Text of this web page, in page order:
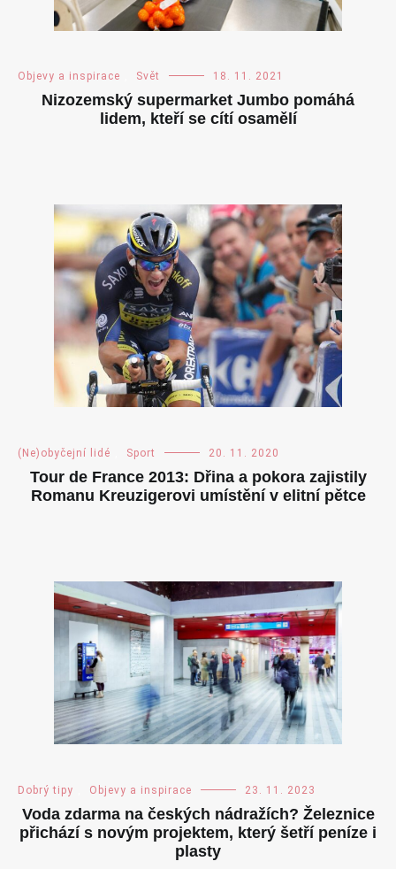
Objevy a inspirace Svět 18. 11. 2021
Nizozemský supermarket Jumbo pomáhá
lidem, kteří se cítí osamělí
(Ne)obyčejní lidé Sport 20. 11. 2020
Tour de France 2013: Dřina a pokora zajistily
Romanu Kreuzigerovi umístění v elitní pětce
Dobrý tipy Objevy a inspirace 23. 11. 2023
Voda zdarma na českých nádražích? Železnice
přichází s novým projektem, který šetří peníze i
plasty